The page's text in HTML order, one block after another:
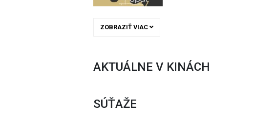
ZOBRAZIŤ VIAC
AKTUÁLNE V KINÁCH
SÚŤAŽE